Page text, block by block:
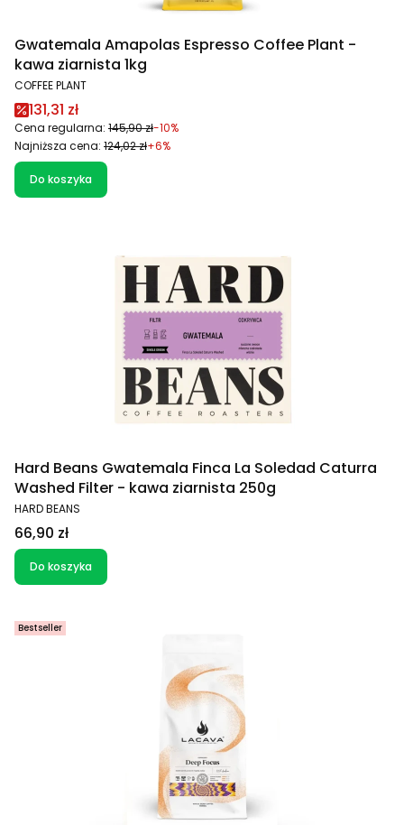
Gwatemala Amapolas Espresso Coffee Plant -
kawa ziarnista 1kg
PRODUCENT
COFFEE PLANT
Cena promocyjna
131,31 zł
Cena regularna: 145,90 zł-10%
Najniższa cena: 124,02 zł+6%
Do koszyka
Hard Beans Gwatemala Finca La Soledad Caturra
Washed Filter - kawa ziarnista 250g
PRODUCENT
HARD BEANS
Cena
66,90 zł
Do koszyka
Bestseller